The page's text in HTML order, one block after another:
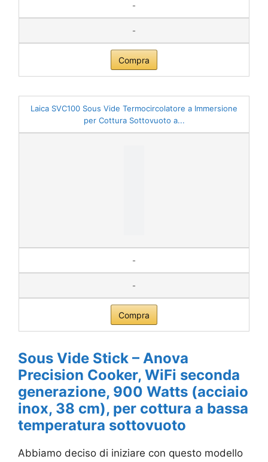
-
-
Compra
Laica SVC100 Sous Vide Termocircolatore a Immersione
per Cottura Sottovuoto a...
-
-
Compra
Sous Vide Stick – Anova
Precision Cooker, WiFi seconda
generazione, 900 Watts (acciaio
inox, 38 cm), per cottura a bassa
temperatura sottovuoto
Abbiamo deciso di iniziare con questo modello